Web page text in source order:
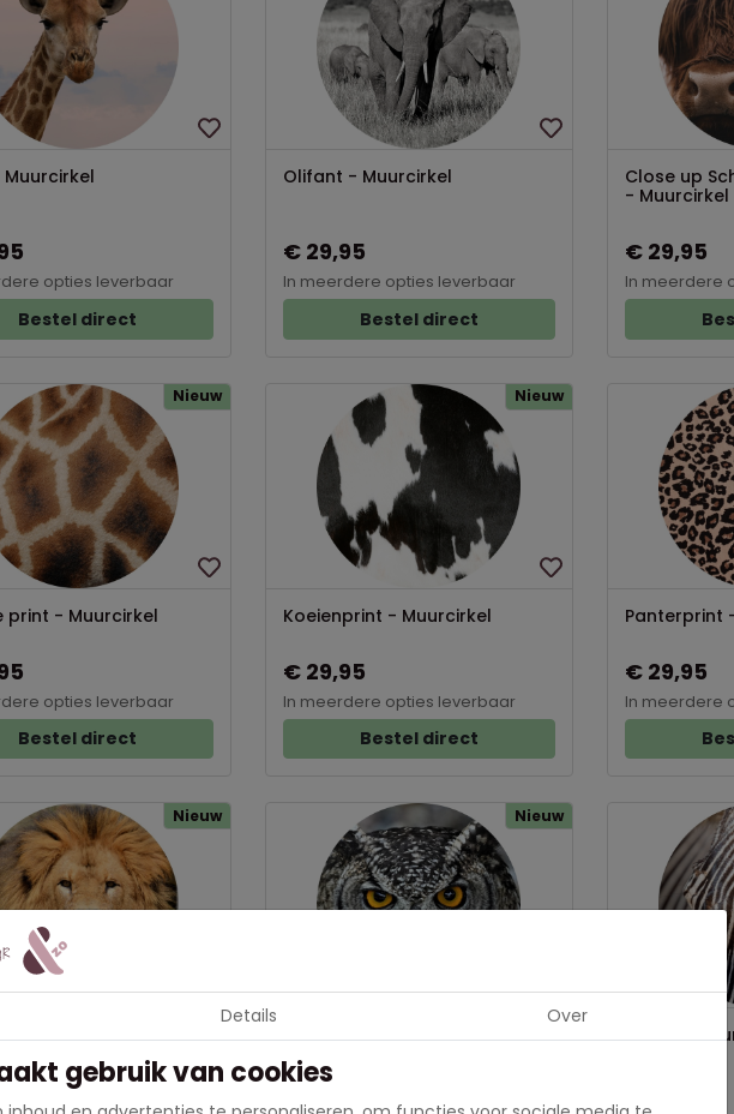
opties leverbaar
Bestel direct
Olifant - Muurcirkel
€ 29,95
In meerdere opties leverbaar
Bestel direct
Close up
- Muurcirkel
€ 29,95
In meerdere
Nieuw
print - Muurcirkel
opties leverbaar
Bestel direct
Nieuw
Koeienprint - Muurcirkel
€ 29,95
In meerdere opties leverbaar
Bestel direct
Panterprint
€ 29,95
In meerdere
Nieuw
Muurcirkel
Nieuw
Uil - Muurcirkel
€ 29,95
Zebra -
Details Over
gebruik van cookies